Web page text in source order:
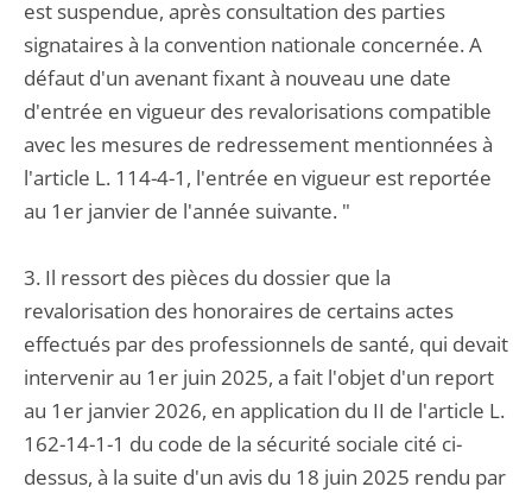
est suspendue, après consultation des parties
signataires à la convention nationale concernée. A
défaut d'un avenant fixant à nouveau une date
d'entrée en vigueur des revalorisations compatible
avec les mesures de redressement mentionnées à
l'article L. 114-4-1, l'entrée en vigueur est reportée
au 1er janvier de l'année suivante. "
3. Il ressort des pièces du dossier que la
revalorisation des honoraires de certains actes
effectués par des professionnels de santé, qui devait
intervenir au 1er juin 2025, a fait l'objet d'un report
au 1er janvier 2026, en application du II de l'article L.
162-14-1-1 du code de la sécurité sociale cité ci-
dessus, à la suite d'un avis du 18 juin 2025 rendu par